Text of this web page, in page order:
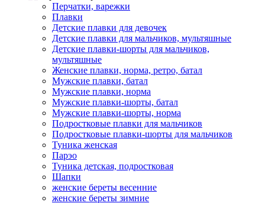
Перчатки, варежки
Плавки
Детские плавки для девочек
Детские плавки для мальчиков, мультяшные
Детские плавки-шорты для мальчиков,
мультяшные
Женские плавки, норма, ретро, батал
Мужские плавки, батал
Мужские плавки, норма
Мужские плавки-шорты, батал
Мужские плавки-шорты, норма
Подростковые плавки для мальчиков
Подростковые плавки-шорты для мальчиков
Туникa женская
Парэо
Туника детская, подростковая
Шапки
женские береты весенние
женские береты зимние